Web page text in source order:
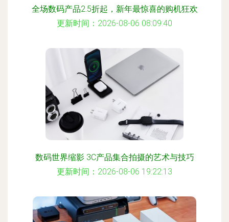
全场数码产品2.5折起，新年最惊喜的购机狂欢
更新时间：2026-08-06 08:09:40
数码世界缩影 3C产品集合拍摄的艺术与技巧
更新时间：2026-08-06 19:22:13